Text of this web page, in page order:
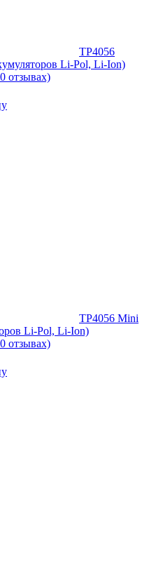
TP4056
Li-Pol, Li-Ion)
отзывах)
TP4056 Mini
Li-Pol, Li-Ion)
отзывах)